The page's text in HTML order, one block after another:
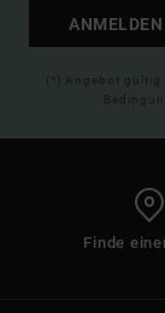
ANMELDEN
(*) Angebot
Finde